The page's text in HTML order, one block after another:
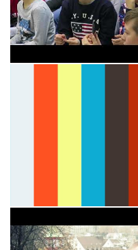
XI PIELGRZYMKA Służby
Liturgicznej…
Ewangelizacyjne